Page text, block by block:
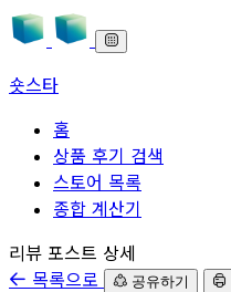
숏스타
홈
상품 후기 검색
스토어 목록
종합 계산기
본문으로 바로가기
리뷰 포스트 상세
목록으로
공유하기